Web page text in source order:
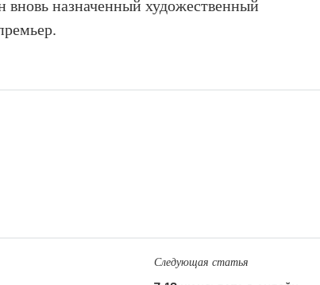
вновь назначенный художественный
Следующая статья